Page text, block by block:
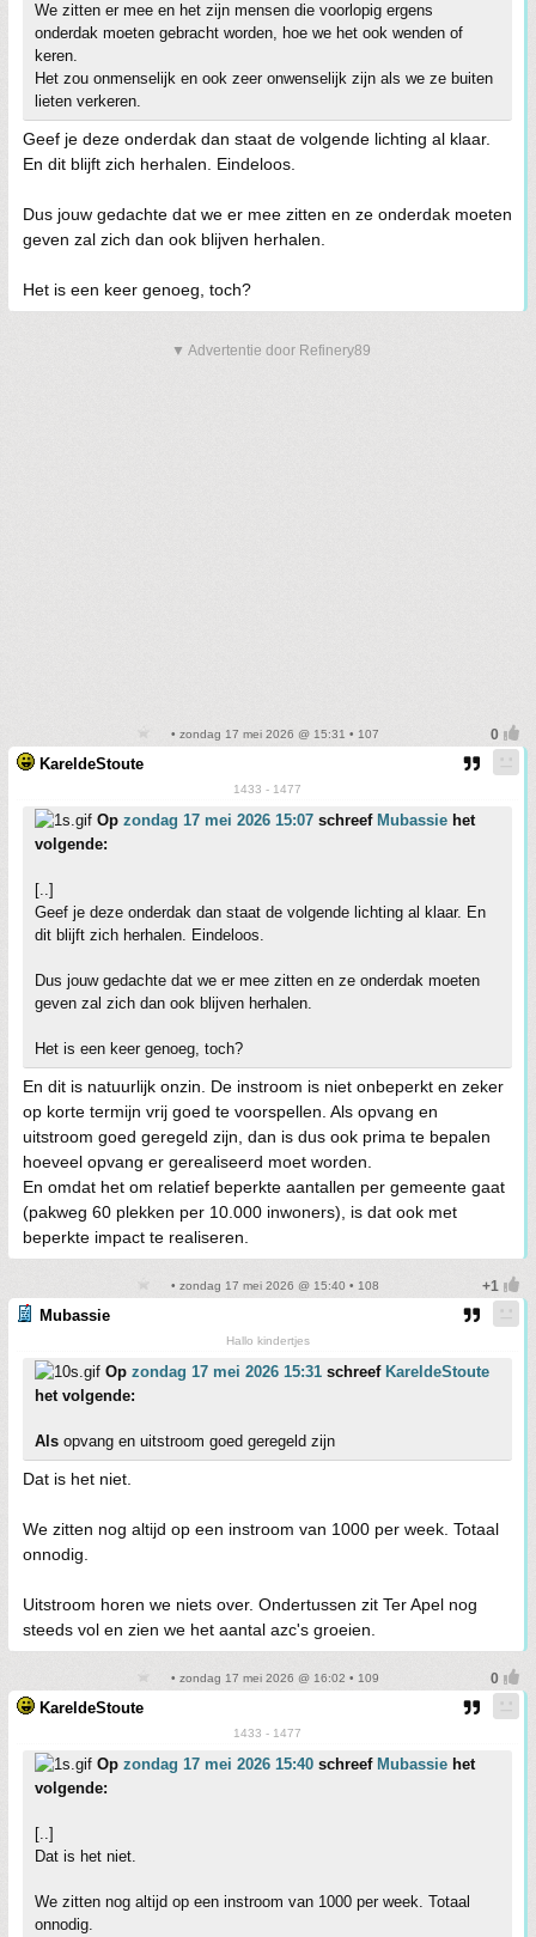
We zitten er mee en het zijn mensen die voorlopig ergens
onderdak moeten gebracht worden, hoe we het ook wenden of
keren.
Het zou onmenselijk en ook zeer onwenselijk zijn als we ze buiten
lieten verkeren.
Geef je deze onderdak dan staat de volgende lichting al klaar.
En dit blijft zich herhalen. Eindeloos.
Dus jouw gedachte dat we er mee zitten en ze onderdak moeten
geven zal zich dan ook blijven herhalen.
Het is een keer genoeg, toch?
▼ Advertentie door Refinery89
• zondag 17 mei 2026 @ 15:31 • 107
KareldeStoute
1433 - 1477
Op zondag 17 mei 2026 15:07 schreef Mubassie het
volgende:
[..]
Geef je deze onderdak dan staat de volgende lichting al klaar. En
dit blijft zich herhalen. Eindeloos.
Dus jouw gedachte dat we er mee zitten en ze onderdak moeten
geven zal zich dan ook blijven herhalen.
Het is een keer genoeg, toch?
En dit is natuurlijk onzin. De instroom is niet onbeperkt en zeker
op korte termijn vrij goed te voorspellen. Als opvang en
uitstroom goed geregeld zijn, dan is dus ook prima te bepalen
hoeveel opvang er gerealiseerd moet worden.
En omdat het om relatief beperkte aantallen per gemeente gaat
(pakweg 60 plekken per 10.000 inwoners), is dat ook met
beperkte impact te realiseren.
• zondag 17 mei 2026 @ 15:40 • 108
Mubassie
Hallo kindertjes
Op zondag 17 mei 2026 15:31 schreef KareldeStoute
het volgende:
Als opvang en uitstroom goed geregeld zijn
Dat is het niet.
We zitten nog altijd op een instroom van 1000 per week. Totaal
onnodig.
Uitstroom horen we niets over. Ondertussen zit Ter Apel nog
steeds vol en zien we het aantal azc's groeien.
• zondag 17 mei 2026 @ 16:02 • 109
KareldeStoute
1433 - 1477
Op zondag 17 mei 2026 15:40 schreef Mubassie het
volgende:
[..]
Dat is het niet.
We zitten nog altijd op een instroom van 1000 per week. Totaal
onnodig.